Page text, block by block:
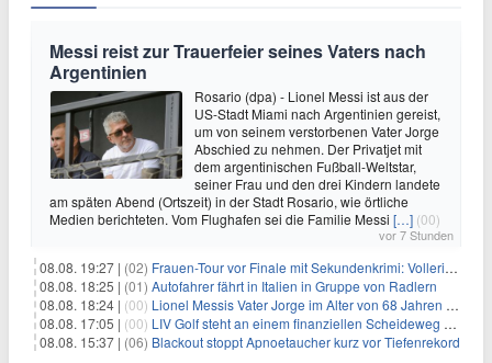
Messi reist zur Trauerfeier seines Vaters nach
Argentinien
Rosario (dpa) - Lionel Messi ist aus der
US-Stadt Miami nach Argentinien gereist,
um von seinem verstorbenen Vater Jorge
Abschied zu nehmen. Der Privatjet mit
dem argentinischen Fußball-Weltstar,
seiner Frau und den drei Kindern landete
am späten Abend (Ortszeit) in der Stadt Rosario, wie örtliche
Medien berichteten. Vom Flughafen sei die Familie Messi […] (00)
vor 7 Stunden
08.08. 19:27 | (02) Frauen-Tour vor Finale mit Sekundenkrimi: Vollering in Gelb
08.08. 18:25 | (01) Autofahrer fährt in Italien in Gruppe von Radlern
08.08. 18:24 | (00) Lionel Messis Vater Jorge im Alter von 68 Jahren gestorben
08.08. 17:05 | (00) LIV Golf steht an einem finanziellen Scheideweg auf der Suche nach neuen Investitionen
08.08. 15:37 | (06) Blackout stoppt Apnoetaucher kurz vor Tiefenrekord